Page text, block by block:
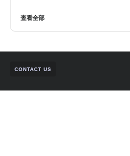
查看全部
CONTACT US